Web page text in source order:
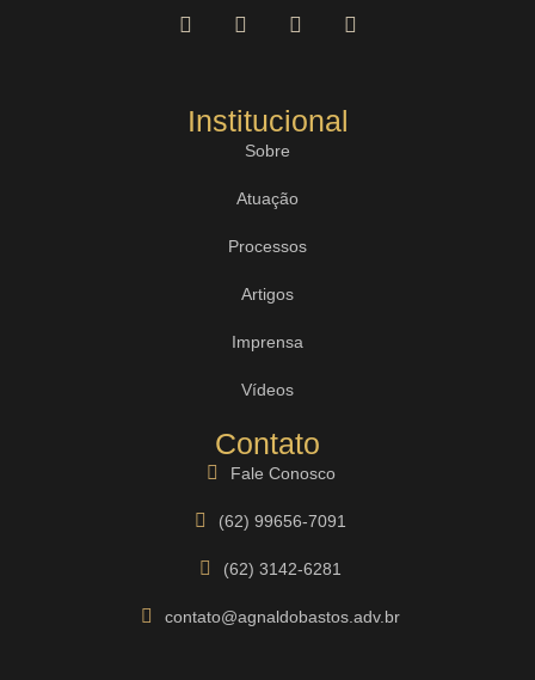
Institucional
Sobre
Atuação
Processos
Artigos
Imprensa
Vídeos
Contato
Fale Conosco
(62) 99656-7091
(62) 3142-6281
contato@agnaldobastos.adv.br